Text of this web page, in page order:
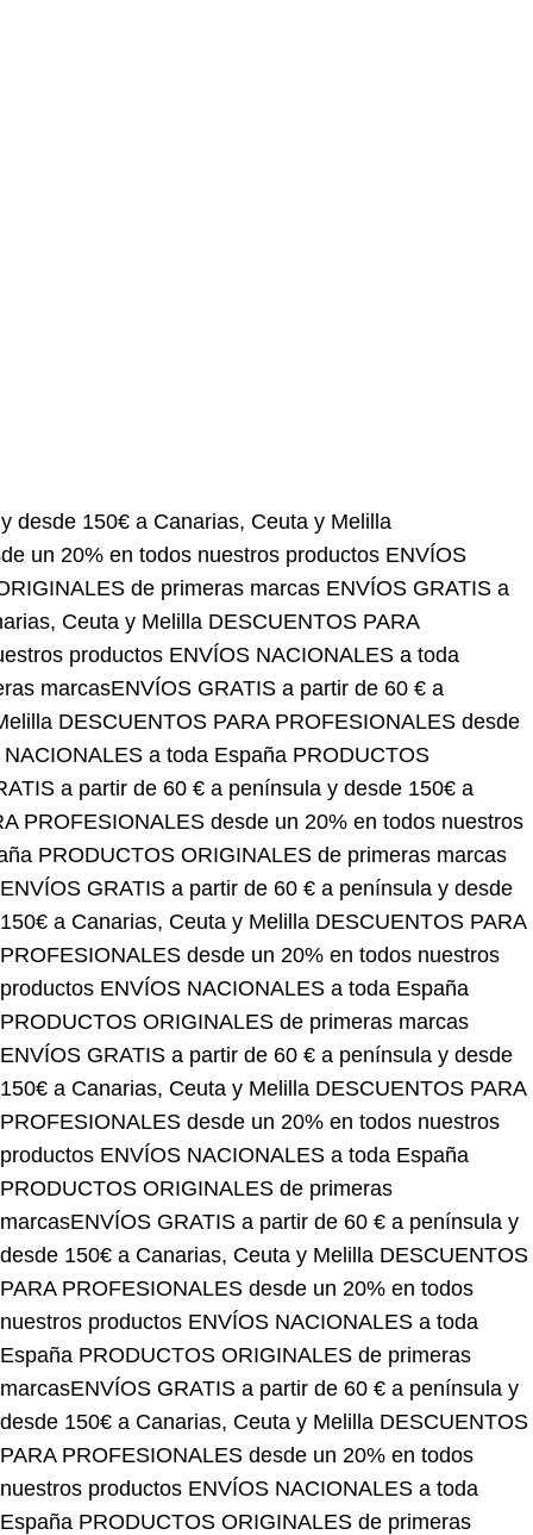
a Canarias, Ceuta y Melilla DESCUENTOS PARA
ENVÍOS NACIONALES a toda España
GRATIS a partir de 60 € a península y desde 150€
desde un 20% en todos nuestros
ORIGINALES de primeras marcasENVÍOS
Ceuta y MelillaDESCUENTOS PARA
ENVÍOS NACIONALES a toda España
GRATIS a partir de 60 € a península y desde 150€
desde un 20% en todos nuestros
ORIGINALES de primeras marcas
ENVÍOS GRATIS a partir de 60 € a península y desde
150€ a Canarias, Ceuta y MelillaDESCUENTOS PARA
PROFESIONALES desde un 20% en todos nuestros
productosENVÍOS NACIONALES a toda España
PRODUCTOS ORIGINALES de primeras marcas
ENVÍOS GRATIS a partir de 60 € a península y desde
150€ a Canarias, Ceuta y MelillaDESCUENTOS PARA
PROFESIONALES desde un 20% en todos nuestros
productosENVÍOS NACIONALES a toda España
PRODUCTOS ORIGINALES de primeras
marcasENVÍOS GRATIS a partir de 60 € a península y
desde 150€ a Canarias, Ceuta y Melilla DESCUENTOS
PARA PROFESIONALES desde un 20% en todos
nuestros productosENVÍOS NACIONALES a toda
EspañaPRODUCTOS ORIGINALES de primeras
marcasENVÍOS GRATIS a partir de 60 € a península y
desde 150€ a Canarias, Ceuta y Melilla DESCUENTOS
PARA PROFESIONALES desde un 20% en todos
nuestros productosENVÍOS NACIONALES a toda
EspañaPRODUCTOS ORIGINALES de primeras
marcas